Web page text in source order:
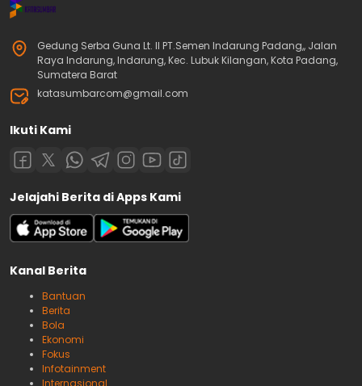
Gedung Serba Guna Lt. II PT.Semen Indarung Padang,, Jalan
Raya Indarung, Indarung, Kec. Lubuk Kilangan, Kota Padang,
Sumatera Barat
katasumbarcom@gmail.com
Ikuti Kami
Jelajahi Berita di Apps Kami
Kanal Berita
Bantuan
Berita
Bola
Ekonomi
Fokus
Infotainment
Internasional